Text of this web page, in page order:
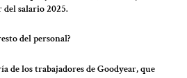
salario 2025.
del personal?
de los trabajadores de Goodyear, que